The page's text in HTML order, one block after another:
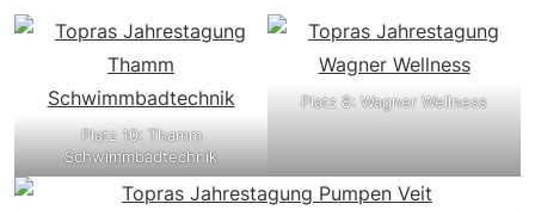
Platz 10: Thamm
Schwimmbadtechnik
Platz 8: Wagner Wellness